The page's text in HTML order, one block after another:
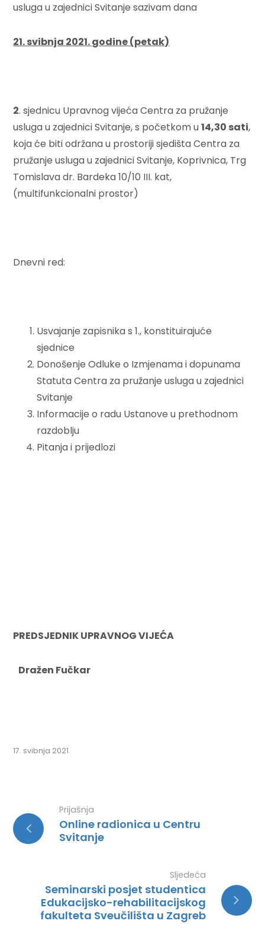
usluga u zajednici Svitanje sazivam dana
21. svibnja 2021. godine (petak)
2. sjednicu Upravnog vijeća Centra za pružanje
usluga u zajednici Svitanje, s početkom u14,30 sati,
koja će biti održana u prostoriji sjedišta Centra za
pružanje usluga u zajednici Svitanje, Koprivnica, Trg
Tomislava dr. Bardeka 10/10 III. kat,
(multifunkcionalni prostor)
Dnevni red:
Usvajanje zapisnika s 1., konstituirajuće
sjednice
Donošenje Odluke o Izmjenama i dopunama
Statuta Centra za pružanje usluga u zajednici
Svitanje
Informacije o radu Ustanove u prethodnom
razdoblju
Pitanja i prijedlozi
PREDSJEDNIK UPRAVNOG VIJEĆA
Dražen Fučkar
17. svibnja 2021.
Prijašnja
Online radionica u Centru
Svitanje
Sljedeća
Seminarski posjet studentica
Edukacijsko-rehabilitacijskog
fakulteta Sveučilišta u Zagreb